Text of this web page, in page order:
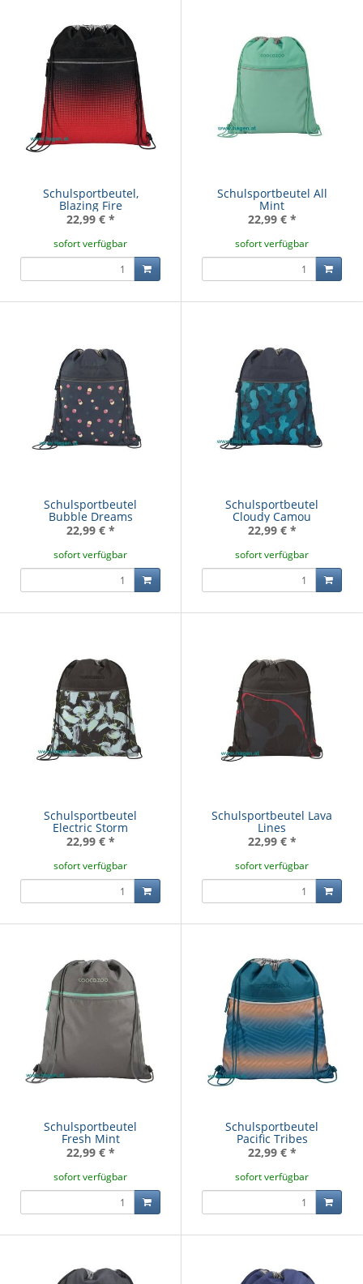
Schulsportbeutel,
Blazing Fire
22,99 € *
sofort verfügbar
Schulsportbeutel All
Mint
22,99 € *
sofort verfügbar
Schulsportbeutel
Bubble Dreams
22,99 € *
sofort verfügbar
Schulsportbeutel
Cloudy Camou
22,99 € *
sofort verfügbar
Schulsportbeutel
Electric Storm
22,99 € *
sofort verfügbar
Schulsportbeutel Lava
Lines
22,99 € *
sofort verfügbar
Schulsportbeutel
Fresh Mint
22,99 € *
sofort verfügbar
Schulsportbeutel
Pacific Tribes
22,99 € *
sofort verfügbar